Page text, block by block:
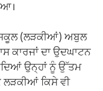
ਸਕੂਲ (ਲੜਕੀਆਂ) ਅਬੁਲ
ਕਾਰਜਾਂ ਦਾ ਉਦਘਾਟਨ
ਉਨ੍ਹਾਂ ਨੂੰ ਉੱਤਮ
ਲੜਕੀਆਂ ਕਿਸੇ ਵੀ